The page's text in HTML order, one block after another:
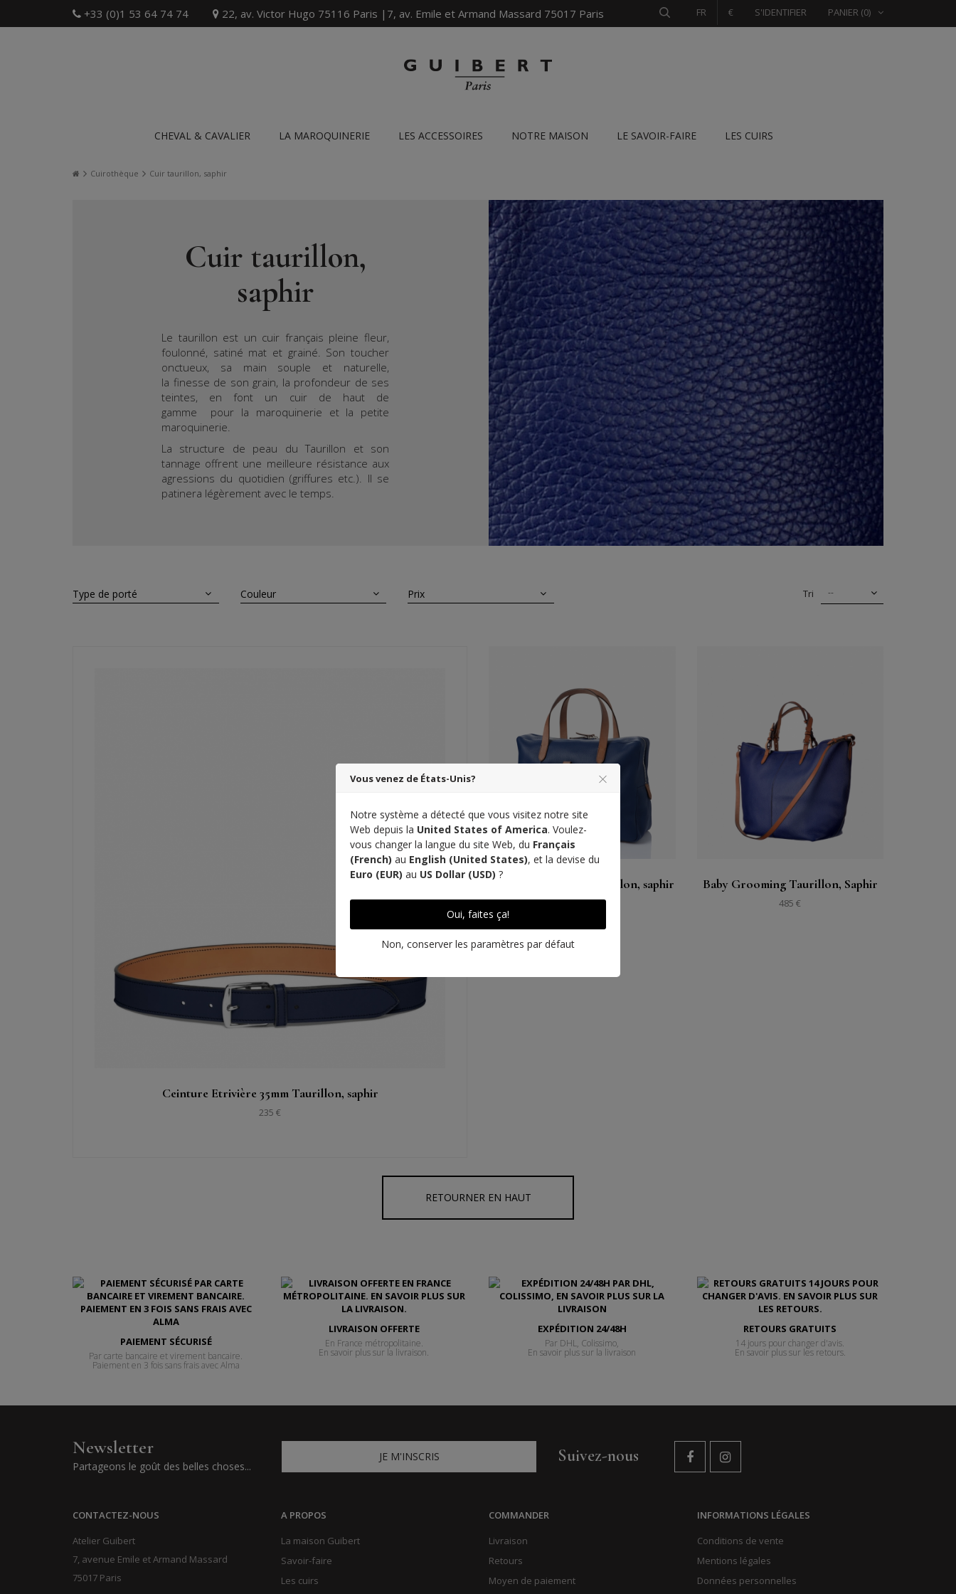
+33 (0)1 53 64 74 74 22, av. Victor Hugo 75116 Paris |7, av. Emile et Armand Massard 75017 Paris PANIER (0)
S'IDENTIFIER
€
FR
CHEVAL & CAVALIER LA MAROQUINERIE LES ACCESSOIRES NOTRE MAISON LE SAVOIR-FAIRE LES CUIRS
Cuirothèque Cuir taurillon, saphir
Cuir taurillon,
saphir
Le taurillon est un cuir français pleine fleur,
foulonné, satiné mat et grainé. Son toucher
onctueux, sa main souple et naturelle,
la finesse de son grain, la profondeur de ses
teintes, en font un cuir de haut de
gamme pour la maroquinerie et la petite
maroquinerie.
La structure de peau du Taurillon et son
tannage offrent une meilleure résistance aux
agressions du quotidien (griffures etc.). Il se
patinera légèrement avec le temps.
Type de porté Couleur Prix Tri --
Ceinture Etrivière 35mm Taurillon, saphir
235 €
Voir
Polo Grooming FS taurillon, saphir
550 €
Baby Grooming Taurillon, Saphir
485 €
RETOURNER EN HAUT
PAIEMENT SÉCURISÉ
Par carte bancaire et virement bancaire.
Paiement en 3 fois sans frais avec Alma
LIVRAISON OFFERTE
En France métropolitaine.
En savoir plus sur la livraison.
EXPÉDITION 24/48H
Par DHL, Colissimo,
En savoir plus sur la livraison
RETOURS GRATUITS
14 jours pour changer d'avis.
En savoir plus sur les retours.
Newsletter
Partageons le goût des belles choses...
JE M'INSCRIS Suivez-nous
CONTACTEZ-NOUS
Atelier Guibert
7, avenue Emile et Armand Massard
75017 Paris
A PROPOS
La maison Guibert
Savoir-faire
Les cuirs
COMMANDER
Livraison
Retours
Moyen de paiement
INFORMATIONS LÉGALES
Conditions de vente
Mentions légales
Données personnelles
Vous venez de États-Unis?
Notre système a détecté que vous visitez notre site
Web depuis la United States of America. Voulez-
vous changer la langue du site Web, du Français
(French) au English (United States), et la devise du
Euro (EUR) au US Dollar (USD) ?
Oui, faites ça!
Non, conserver les paramètres par défaut